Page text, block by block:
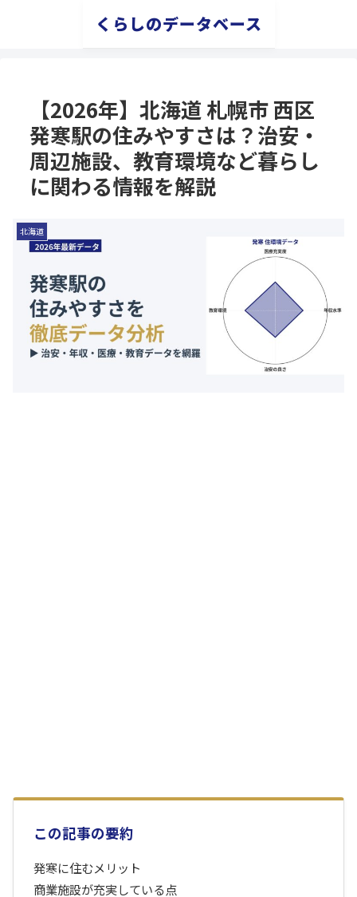
くらしのデータベース
【2026年】北海道 札幌市 西区
発寒駅の住みやすさは？治安・
周辺施設、教育環境など暮らし
に関わる情報を解説
北海道
この記事の要約
発寒に住むメリット
商業施設が充実している点